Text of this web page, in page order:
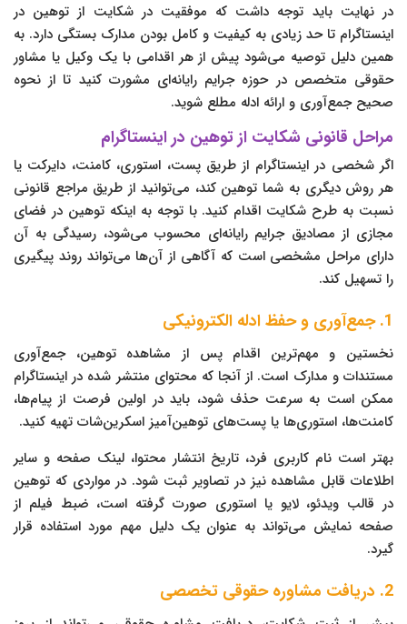
در نهایت باید توجه داشت که موفقیت در شکایت از توهین در
اینستاگرام تا حد زیادی به کیفیت و کامل بودن مدارک بستگی دارد. به
همین دلیل توصیه می‌شود پیش از هر اقدامی با یک وکیل یا مشاور
حقوقی متخصص در حوزه جرایم رایانه‌ای مشورت کنید تا از نحوه
صحیح جمع‌آوری و ارائه ادله مطلع شوید.
مراحل قانونی شکایت از توهین در اینستاگرام
اگر شخصی در اینستاگرام از طریق پست، استوری، کامنت، دایرکت یا
هر روش دیگری به شما توهین کند، می‌توانید از طریق مراجع قانونی
نسبت به طرح شکایت اقدام کنید. با توجه به اینکه توهین در فضای
مجازی از مصادیق جرایم رایانه‌ای محسوب می‌شود، رسیدگی به آن
دارای مراحل مشخصی است که آگاهی از آن‌ها می‌تواند روند پیگیری
را تسهیل کند.
1. جمع‌آوری و حفظ ادله الکترونیکی
نخستین و مهم‌ترین اقدام پس از مشاهده توهین، جمع‌آوری
مستندات و مدارک است. از آنجا که محتوای منتشر شده در اینستاگرام
ممکن است به سرعت حذف شود، باید در اولین فرصت از پیام‌ها،
کامنت‌ها، استوری‌ها یا پست‌های توهین‌آمیز اسکرین‌شات تهیه کنید.
بهتر است نام کاربری فرد، تاریخ انتشار محتوا، لینک صفحه و سایر
اطلاعات قابل مشاهده نیز در تصاویر ثبت شود. در مواردی که توهین
در قالب ویدئو، لایو یا استوری صورت گرفته است، ضبط فیلم از
صفحه نمایش می‌تواند به عنوان یک دلیل مهم مورد استفاده قرار
گیرد.
2. دریافت مشاوره حقوقی تخصصی